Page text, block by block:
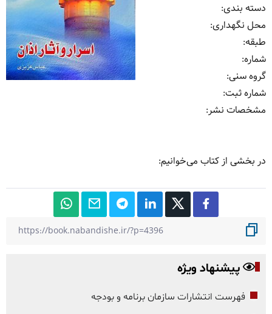
دسته بندی:
محل نگهداری:
طبقه:
شماره:
گروه سنی:
شماره ثبت:
مشخصات نشر: ‏‫
در بخشی از کتاب می‌خوانیم:
پیشنهاد ویژه
فهرست انتشارات سازمان برنامه و بودجه